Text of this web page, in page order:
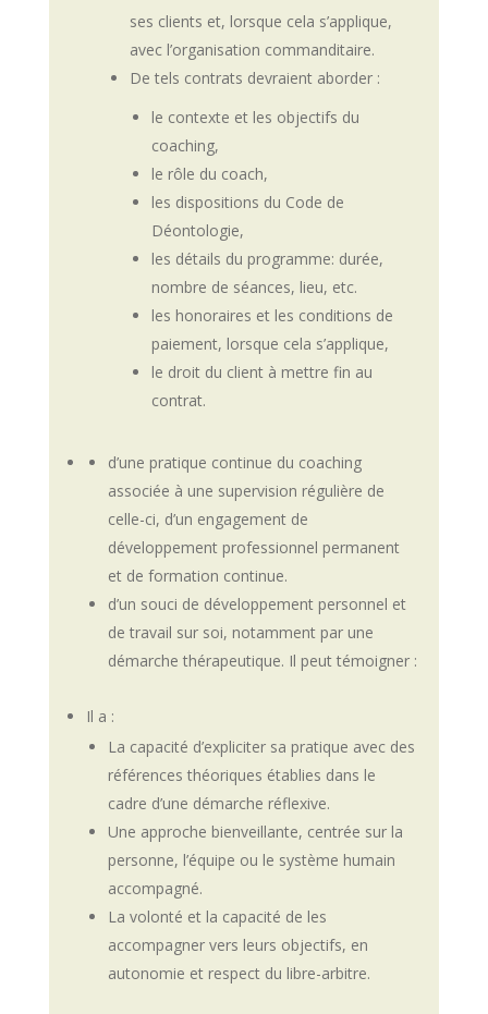
ses clients et, lorsque cela s’applique,
avec l’organisation commanditaire.
De tels contrats devraient aborder :
le contexte et les objectifs du
coaching,
le rôle du coach,
les dispositions du Code de
Déontologie,
les détails du programme: durée,
nombre de séances, lieu, etc.
les honoraires et les conditions de
paiement, lorsque cela s’applique,
le droit du client à mettre fin au
contrat.
d’une pratique continue du coaching
associée à une supervision régulière de
celle-ci, d’un engagement de
développement professionnel permanent
et de formation continue.
d’un souci de développement personnel et
de travail sur soi, notamment par une
démarche thérapeutique. Il peut témoigner :
Il a :
La capacité d’expliciter sa pratique avec des
références théoriques établies dans le
cadre d’une démarche réflexive.
Une approche bienveillante, centrée sur la
personne, l’équipe ou le système humain
accompagné.
La volonté et la capacité de les
accompagner vers leurs objectifs, en
autonomie et respect du libre-arbitre.